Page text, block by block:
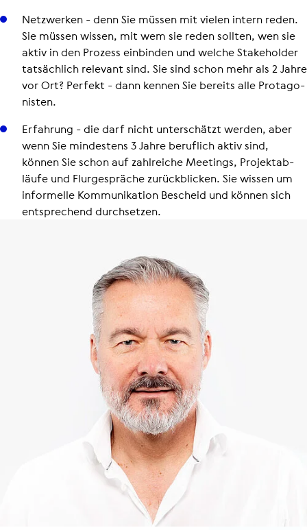
Netz­wer­ken - denn Sie müssen mit vielen intern reden.
Sie müssen wissen, mit wem sie reden sollten, wen sie
aktiv in den Prozess einbinden und welche Stake­hol­der
tat­säch­lich relevant sind. Sie sind schon mehr als 2 Jahre
vor Ort? Perfekt - dann kennen Sie bereits alle Prot­ago­
nis­ten.
Erfahrung - die darf nicht unter­schätzt werden, aber
wenn Sie min­des­tens 3 Jahre beruflich aktiv sind,
können Sie schon auf zahl­rei­che Meetings, Pro­jekt­ab­
läufe und Flur­ge­sprä­che zurück­bli­cken. Sie wissen um
infor­melle Kom­mu­ni­ka­tion Bescheid und können sich
ent­spre­chend durch­set­zen.